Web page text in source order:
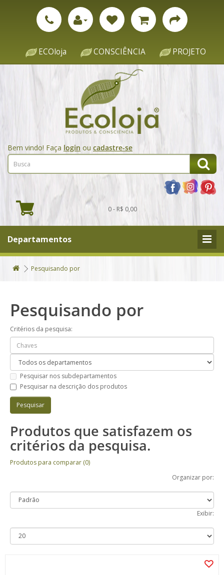
ECOloja CONSCIÊNCIA PROJETO
Bem vindo! Faça login ou cadastre-se
0 - R$ 0,00
Departamentos
Pesquisando por
Pesquisando por
Critérios da pesquisa:
Pesquisar nos subdepartamentos
Pesquisar na descrição dos produtos
Produtos que satisfazem os
critérios da pesquisa.
Produtos para comparar (0)
Organizar por:
Exibir: